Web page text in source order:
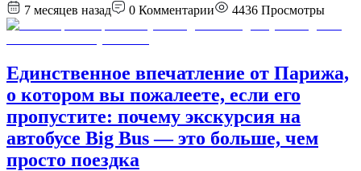
7 месяцев назад
0 Комментарии 4436 Просмотры
Единственное впечатление от Парижа,
о котором вы пожалеете, если его
пропустите: почему экскурсия на
автобусе Big Bus — это больше, чем
просто поездка